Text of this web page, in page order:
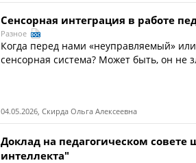
Сенсорная интеграция в работе
Разное
Когда перед нами «неуправляемый»
сенсорная система? Может быть, он не
04.05.2026, Скирда Ольга Алексеевна
Доклад на педагогическом
интеллекта"